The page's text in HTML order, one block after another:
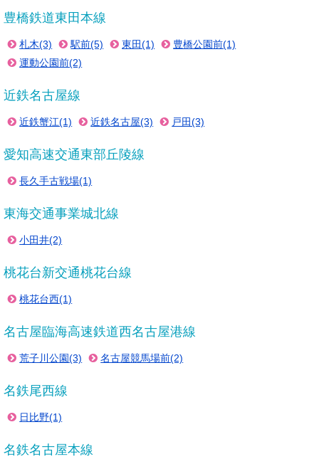
豊橋鉄道東田本線
札木(3) 駅前(5) 東田(1)
豊橋公園前(1)
運動公園前(2)
近鉄名古屋線
近鉄蟹江(1) 近鉄名古屋(3) 戸田(3)
愛知高速交通東部丘陵線
長久手古戦場(1)
東海交通事業城北線
小田井(2)
桃花台新交通桃花台線
桃花台西(1)
名古屋臨海高速鉄道西名古屋港線
荒子川公園(3) 名古屋競馬場前(2)
名鉄尾西線
日比野(1)
名鉄名古屋本線